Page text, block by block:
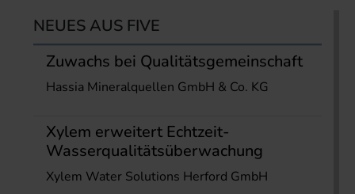
NEUES AUS FIVE
Zuwachs bei Qualitätsgemeinschaft
Hassia Mineralquellen GmbH & Co. KG
Xylem erweitert Echtzeit-
Wasserqualitätsüberwachung
Xylem Water Solutions Herford GmbH